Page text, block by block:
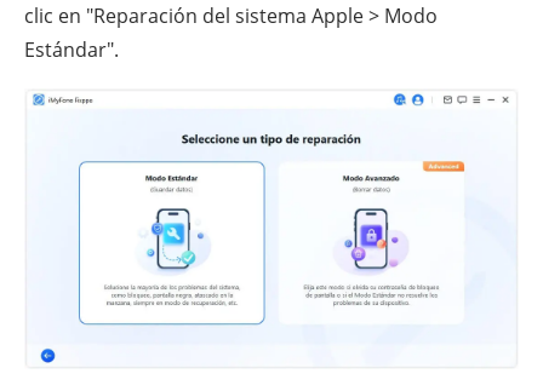
clic en "Reparación del sistema Apple > Modo
Estándar".